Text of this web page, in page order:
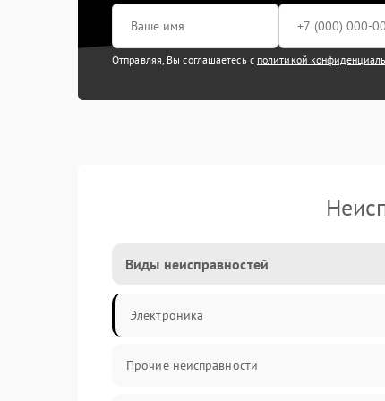
Отправляя, Вы соглашаетесь с политикой
Виды неисправностей
Электроника
Прочие неисправности